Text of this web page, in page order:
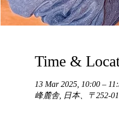
Time &
13 Mar 2025, 10:00 –
峰麓舎, 日本、〒252-